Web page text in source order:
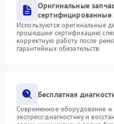
Оригинальные
сертифицированные
Используются оригинальные
прошедшие сертификацию
корректную работу после
гарантийных обязательств
Бесплатная
Современное оборудование и
экспресс-диагностику и